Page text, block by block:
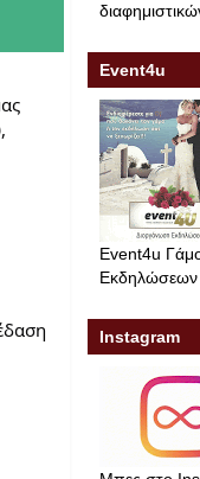
Event4u
Event4u
Εκδηλώσεων
Instagram